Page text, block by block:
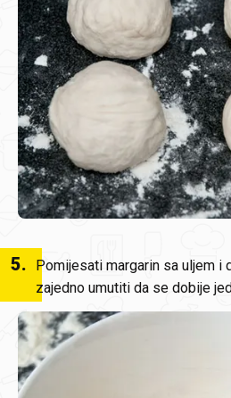
5.
Pomijesati margarin sa uljem i
zajedno umutiti da se dobije